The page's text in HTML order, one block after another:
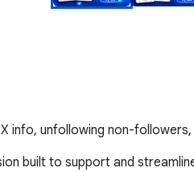
info, unfollowing non-
built to support and